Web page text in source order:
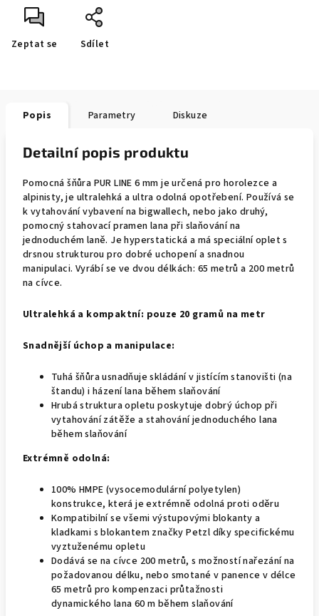
Zeptat se Sdílet
Popis Parametry Diskuze
Detailní popis produktu
Pomocná šňůra PUR LINE 6 mm je určená pro horolezce a
alpinisty, je ultralehká a ultra odolná opotřebení. Používá se
k vytahování vybavení na bigwallech, nebo jako druhý,
pomocný stahovací pramen lana při slaňování na
jednoduchém laně. Je hyperstatická a má speciální oplet s
drsnou strukturou pro dobré uchopení a snadnou
manipulaci. Vyrábí se ve dvou délkách: 65 metrů a 200 metrů
na cívce.
Ultralehká a kompaktní: pouze 20 gramů na metr
Snadnější úchop a manipulace:
Tuhá šňůra usnadňuje skládání v jistícím stanovišti (na
štandu) i házení lana během slaňování
Hrubá struktura opletu poskytuje dobrý úchop při
vytahování zátěže a stahování jednoduchého lana
během slaňování
Extrémně odolná:
100% HMPE (vysocemodulární polyetylen)
konstrukce, která je extrémně odolná proti oděru
Kompatibilní se všemi výstupovými blokanty a
kladkami s blokantem značky Petzl díky specifickému
vyztuženému opletu
Dodává se na cívce 200 metrů, s možností nařezání na
požadovanou délku, nebo smotané v panence v délce
65 metrů pro kompenzaci průtažnosti
dynamického lana 60 m během slaňování